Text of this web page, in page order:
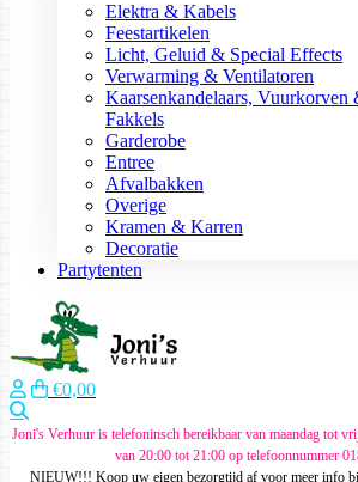
Elektra & Kabels
Feestartikelen
Licht, Geluid & Special Effects
Verwarming & Ventilatoren
Kaarsenkandelaars, Vuurkorven
Fakkels
Garderobe
Entree
Afvalbakken
Overige
Kramen & Karren
Decoratie
Partytenten
€0,00
Joni's Verhuur is telefoninsch bereikbaar van maandag tot
van 20:00 tot 21:00 op telefoonnummer
NIEUW!!! Koop uw eigen bezorgtijd af voor meer info